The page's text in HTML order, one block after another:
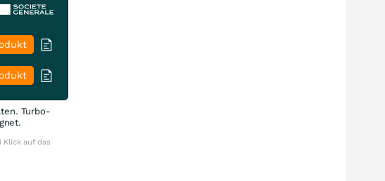
Turbo-
Klick auf das